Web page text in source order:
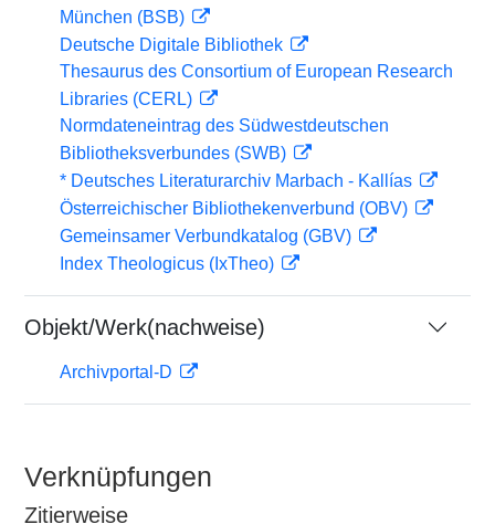
München (BSB)
Deutsche Digitale Bibliothek
Thesaurus des Consortium of European Research
Libraries (CERL)
Normdateneintrag des Südwestdeutschen
Bibliotheksverbundes (SWB)
* Deutsches Literaturarchiv Marbach - Kallías
Österreichischer Bibliothekenverbund (OBV)
Gemeinsamer Verbundkatalog (GBV)
Index Theologicus (IxTheo)
Objekt/Werk(nachweise)
Archivportal-D
Verknüpfungen
Zitierweise